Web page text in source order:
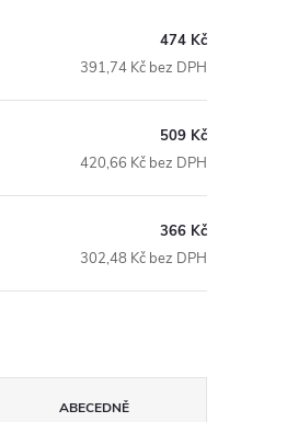
474 Kč
391,74 Kč bez DPH
509 Kč
420,66 Kč bez DPH
366 Kč
302,48 Kč bez DPH
ABECEDNĚ